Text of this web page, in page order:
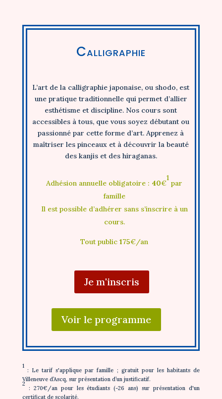
Calligraphie
L’art de la calligraphie japonaise, ou shodo, est
une pratique traditionnelle qui permet d’allier
esthétisme et discipline. Nos cours sont
accessibles à tous, que vous soyez débutant ou
passionné par cette forme d’art. Apprenez à
maîtriser les pinceaux et à découvrir la beauté
des kanjis et des hiraganas.
Adhésion annuelle obligatoire : 40€
1
par
famille
Il est possible d’adhérer sans s’inscrire à un
cours.
Tout public175€/an
Je m'inscris
Voir le programme
1
: Le tarif s'applique par famille ; gratuit pour les habitants de
Villeneuve d’Ascq, sur présentation d’un justificatif.
2
: 270€/an pour les étudiants (-26 ans) sur présentation d'un
certificat de scolarité.